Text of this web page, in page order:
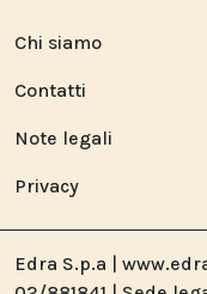
Chi siamo
Contatti
Note legali
Privacy
Edra S.p.a |